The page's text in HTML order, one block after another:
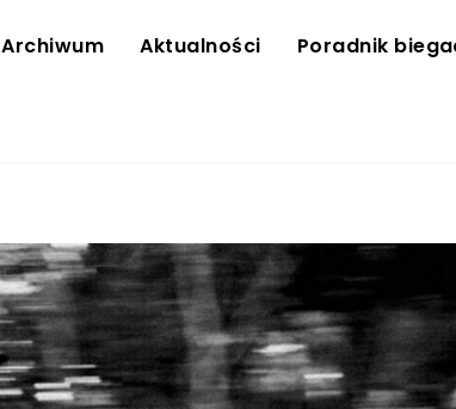
Archiwum Aktualności Poradnik